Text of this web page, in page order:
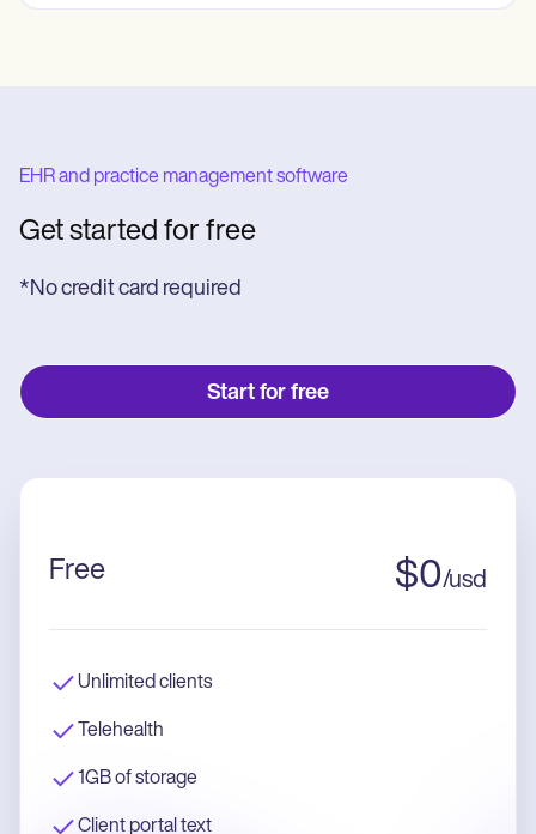
EHR and practice management software
Get started for free
*No credit card required
Start for free
Free $0/usd
Unlimited clients
Telehealth
1GB of storage
Client portal text